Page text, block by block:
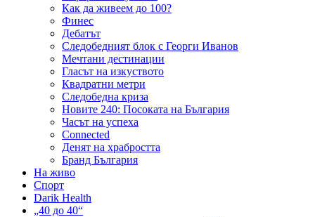
Как да живеем до 100?
Финес
Дебатът
Следобедният блок с Георги Иванов
Мечтани дестинации
Гласът на изкуството
Квадратни метри
Следобедна криза
Новите 240: Посоката на България
Часът на успеха
Connected
Денят на храбростта
Бранд България
На живо
Спорт
Darik Health
„40 до 40“